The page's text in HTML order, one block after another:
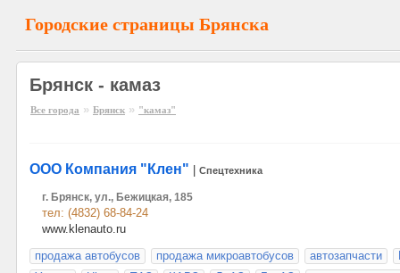
Городские страницы Брянска
Брянск - камаз
Все города » Брянск » "камаз"
ООО Компания "Клен" Спецтехника
г. Брянск, ул., Бежицкая, 185
тел: (4832) 68-84-24
www.klenauto.ru
продажа автобусов
продажа микроавтобусов автозапчасти